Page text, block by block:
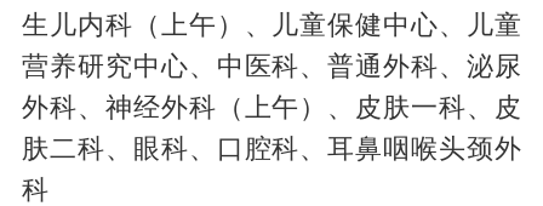
生儿内科（上午）、儿童保健中心、儿童
营养研究中心、中医科、普通外科、泌尿
外科、神经外科（上午）、皮肤一科、皮
肤二科、眼科、口腔科、耳鼻咽喉头颈外
科